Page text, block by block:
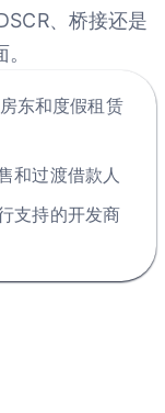
、桥接还是
东和度假租赁
和过渡借款人
支持的开发商